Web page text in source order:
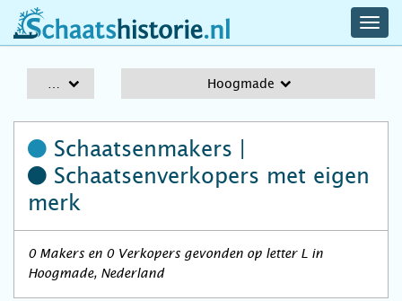
schaatshistorie.nl
Hoogmade
Schaatsenmakers |
Schaatsenverkopers met eigen
merk
0 Makers en 0 Verkopers gevonden op letter L in
Hoogmade, Nederland